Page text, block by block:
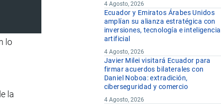
lo
la
4 Agosto, 2026
Ecuador y Emiratos Árabes Unidos
amplían su alianza estratégica con
inversiones, tecnología e inteligencia
artificial
4 Agosto, 2026
Javier Milei visitará Ecuador para
firmar acuerdos bilaterales con
Daniel Noboa: extradición,
ciberseguridad y comercio
4 Agosto, 2026